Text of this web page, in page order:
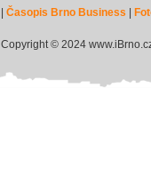
|Časopis Brno Business
Copyright © 2024